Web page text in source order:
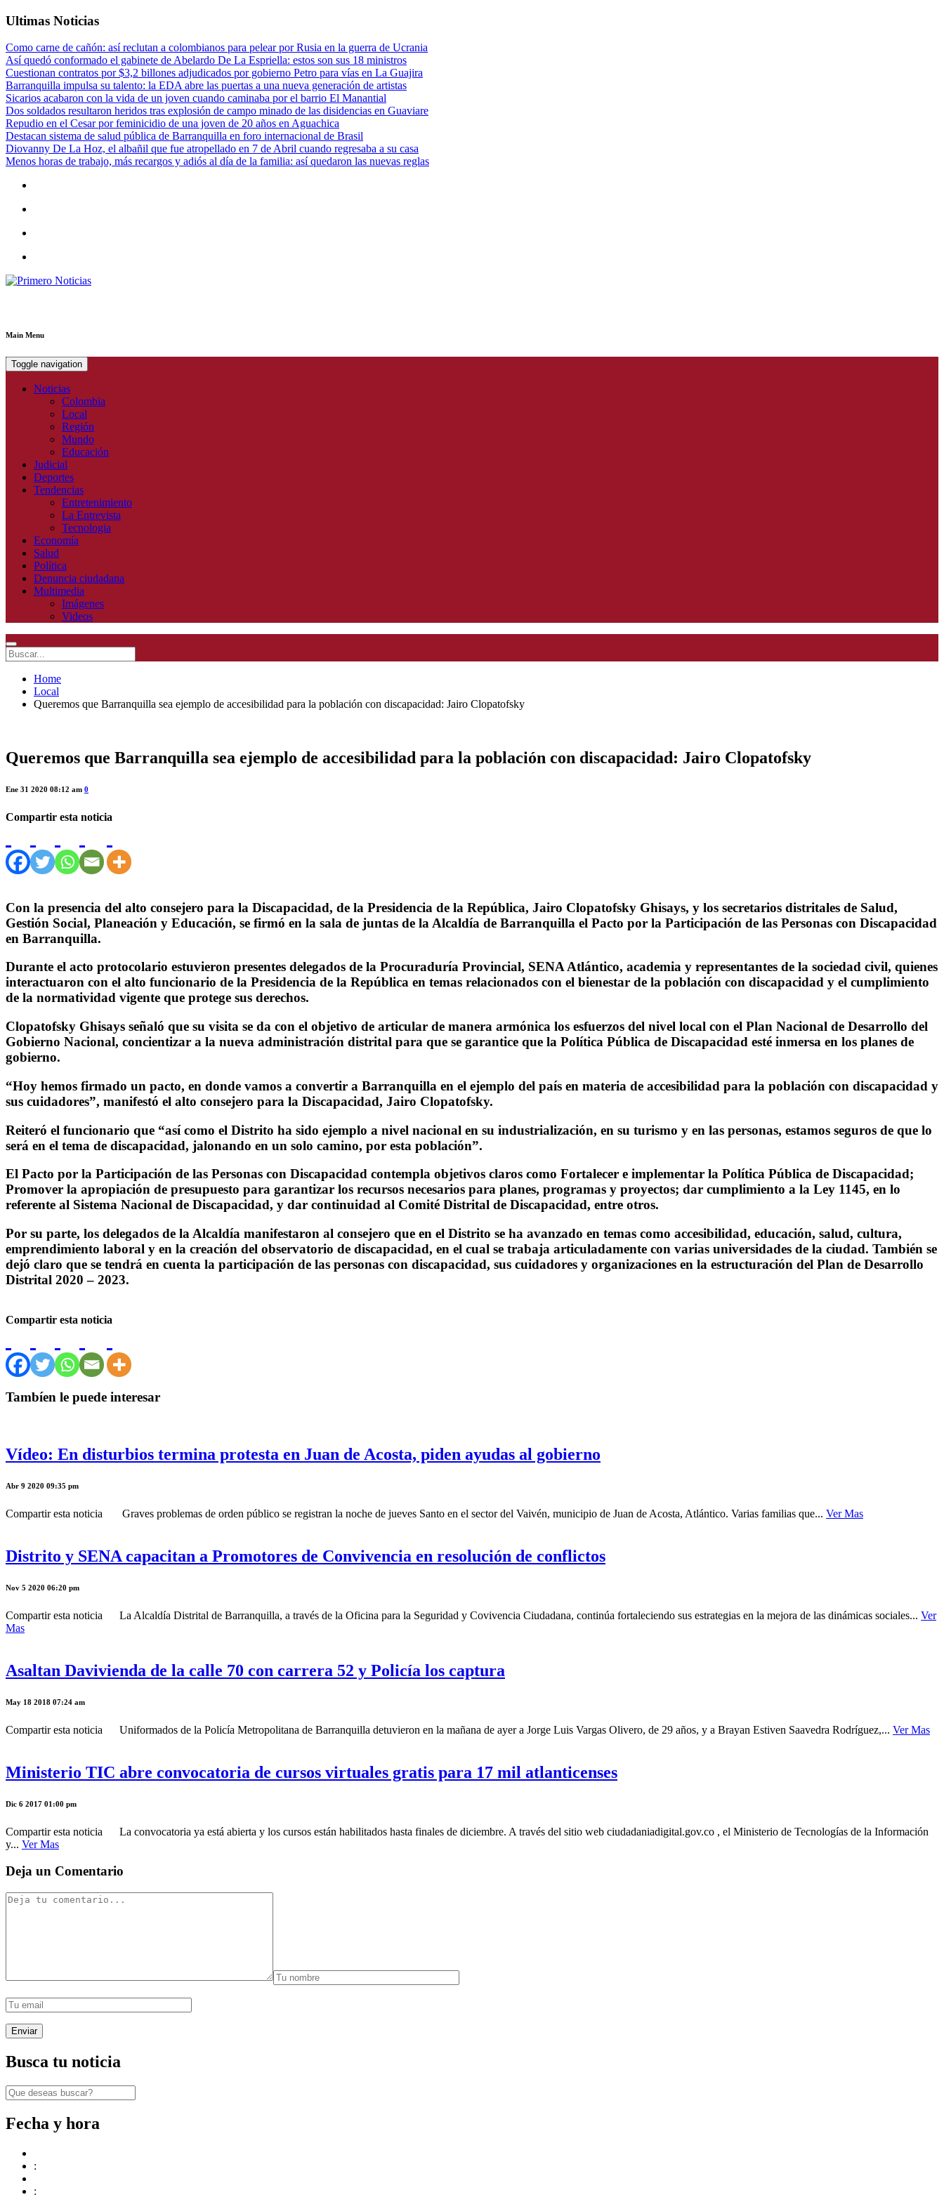
Ultimas Noticias
Como carne de cañón: así reclutan a colombianos para pelear por Rusia en la guerra de Ucrania
Así quedó conformado el gabinete de Abelardo De La Espriella: estos son sus 18 ministros
Cuestionan contratos por $3,2 billones adjudicados por gobierno Petro para vías en La Guajira
Barranquilla impulsa su talento: la EDA abre las puertas a una nueva generación de artistas
Sicarios acabaron con la vida de un joven cuando caminaba por el barrio El Manantial
Dos soldados resultaron heridos tras explosión de campo minado de las disidencias en Guaviare
Repudio en el Cesar por feminicidio de una joven de 20 años en Aguachica
Destacan sistema de salud pública de Barranquilla en foro internacional de Brasil
Diovanny De La Hoz, el albañil que fue atropellado en 7 de Abril cuando regresaba a su casa
Menos horas de trabajo, más recargos y adiós al día de la familia: así quedaron las nuevas reglas
Main Menu
Toggle navigation
Noticias
Colombia
Local
Región
Mundo
Educación
Judicial
Deportes
Tendencias
Entretenimiento
La Entrevista
Tecnologia
Economía
Salud
Política
Denuncia ciudadana
Multimedia
Imágenes
Videos
Home
Local
Queremos que Barranquilla sea ejemplo de accesibilidad para la población con discapacidad: Jairo Clopatofsky
Queremos que Barranquilla sea ejemplo de accesibilidad para la población con discapacidad: Jairo Clopatofsky
Ene 31 2020 08:12 am 0
Compartir esta noticia
Con la presencia del alto consejero para la Discapacidad, de la Presidencia de la República, Jairo Clopatofsky Ghisays, y los secretarios distritales de Salud,
Gestión Social, Planeación y Educación, se firmó en la sala de juntas de la Alcaldía de Barranquilla el Pacto por la Participación de las Personas con Discapacidad
en Barranquilla.
Durante el acto protocolario estuvieron presentes delegados de la Procuraduría Provincial, SENA Atlántico, academia y representantes de la sociedad civil, quienes
interactuaron con el alto funcionario de la Presidencia de la República en temas relacionados con el bienestar de la población con discapacidad y el cumplimiento
de la normatividad vigente que protege sus derechos.
Clopatofsky Ghisays señaló que su visita se da con el objetivo de articular de manera armónica los esfuerzos del nivel local con el Plan Nacional de Desarrollo del
Gobierno Nacional, concientizar a la nueva administración distrital para que se garantice que la Política Pública de Discapacidad esté inmersa en los planes de
gobierno.
“Hoy hemos firmado un pacto, en donde vamos a convertir a Barranquilla en el ejemplo del país en materia de accesibilidad para la población con discapacidad y
sus cuidadores”, manifestó el alto consejero para la Discapacidad, Jairo Clopatofsky.
Reiteró el funcionario que “así como el Distrito ha sido ejemplo a nivel nacional en su industrialización, en su turismo y en las personas, estamos seguros de que lo
será en el tema de discapacidad, jalonando en un solo camino, por esta población”.
El Pacto por la Participación de las Personas con Discapacidad contempla objetivos claros como Fortalecer e implementar la Política Pública de Discapacidad;
Promover la apropiación de presupuesto para garantizar los recursos necesarios para planes, programas y proyectos; dar cumplimiento a la Ley 1145, en lo
referente al Sistema Nacional de Discapacidad, y dar continuidad al Comité Distrital de Discapacidad, entre otros.
Por su parte, los delegados de la Alcaldía manifestaron al consejero que en el Distrito se ha avanzado en temas como accesibilidad, educación, salud, cultura,
emprendimiento laboral y en la creación del observatorio de discapacidad, en el cual se trabaja articuladamente con varias universidades de la ciudad. También se
dejó claro que se tendrá en cuenta la participación de las personas con discapacidad, sus cuidadores y organizaciones en la estructuración del Plan de Desarrollo
Distrital 2020 – 2023.
Compartir esta noticia
Tambíen le puede interesar
Vídeo: En disturbios termina protesta en Juan de Acosta, piden ayudas al gobierno
Abr 9 2020 09:35 pm
Compartir esta noticia Graves problemas de orden público se registran la noche de jueves Santo en el sector del Vaivén, municipio de Juan de Acosta, Atlántico. Varias familias que... Ver Mas
Distrito y SENA capacitan a Promotores de Convivencia en resolución de conflictos
Nov 5 2020 06:20 pm
Compartir esta noticia La Alcaldía Distrital de Barranquilla, a través de la Oficina para la Seguridad y Covivencia Ciudadana, continúa fortaleciendo sus estrategias en la mejora de las dinámicas sociales... Ver
Mas
Asaltan Davivienda de la calle 70 con carrera 52 y Policía los captura
May 18 2018 07:24 am
Compartir esta noticia Uniformados de la Policía Metropolitana de Barranquilla detuvieron en la mañana de ayer a Jorge Luis Vargas Olivero, de 29 años, y a Brayan Estiven Saavedra Rodríguez,... Ver Mas
Ministerio TIC abre convocatoria de cursos virtuales gratis para 17 mil atlanticenses
Dic 6 2017 01:00 pm
Compartir esta noticia La convocatoria ya está abierta y los cursos están habilitados hasta finales de diciembre. A través del sitio web ciudadaniadigital.gov.co , el Ministerio de Tecnologías de la Información
y... Ver Mas
Deja un Comentario
Busca tu noticia
Fecha y hora
:
: